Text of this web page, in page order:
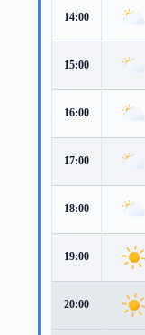
14:00
15:00
16:00
17:00
18:00
19:00
20:00